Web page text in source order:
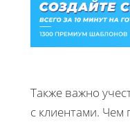
Также важно
с клиентами. Чем